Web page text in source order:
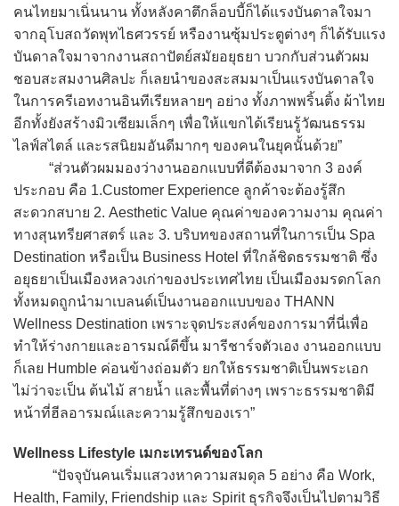
คนไทยมาเนิ่นนาน ทั้งหลังคาตึกล็อบบี้ก็ได้แรงบันดาลใจมา
จากอุโบสถวัดพุทไธศวรรย์ หรืองานซุ้มประตูต่างๆ ก็ได้รับแรง
บันดาลใจมาจากงานสถาปัตย์สมัยอยุธยา บวกกับส่วนตัวผม
ชอบสะสมงานศิลปะ ก็เลยนำของสะสมมาเป็นแรงบันดาลใจ
ในการครีเอทงานอินทีเรียหลายๆ อย่าง ทั้งภาพพริ้นติ้ง ผ้าไทย
อีกทั้งยังสร้างมิวเซียมเล็กๆ เพื่อให้แขกได้เรียนรู้วัฒนธรรม
ไลฟ์สไตล์ และรสนิยมอันดีมากๆ ของคนในยุคนั้นด้วย”
“ส่วนตัวผมมองว่างานออกแบบที่ดีต้องมาจาก 3 องค์
ประกอบ คือ 1.Customer Experience ลูกค้าจะต้องรู้สึก
สะดวกสบาย 2. Aesthetic Value คุณค่าของความงาม คุณค่า
ทางสุนทรียศาสตร์ และ 3. บริบทของสถานที่ในการเป็น Spa
Destination หรือเป็น Business Hotel ที่ใกล้ชิดธรรมชาติ ซึ่ง
อยุธยาเป็นเมืองหลวงเก่าของประเทศไทย เป็นเมืองมรดกโลก
ทั้งหมดถูกนำมาเบลนด์เป็นงานออกแบบของ THANN
Wellness Destination เพราะจุดประสงค์ของการมาที่นี่เพื่อ
ทำให้ร่างกายและอารมณ์ดีขึ้น มารีชาร์จตัวเอง งานออกแบบ
ก็เลย Humble ค่อนข้างถ่อมตัว ยกให้ธรรมชาติเป็นพระเอก
ไม่ว่าจะเป็น ต้นไม้ สายน้ำ และพื้นที่ต่างๆ เพราะธรรมชาติมี
หน้าที่ฮีลอารมณ์และความรู้สึกของเรา”
Wellness Lifestyle เมกะเทรนด์ของโลก
“ปัจจุบันคนเริ่มแสวงหาความสมดุล 5 อย่าง คือ Work,
Health, Family, Friendship และ Spirit ธุรกิจจึงเป็นไปตามวิธี